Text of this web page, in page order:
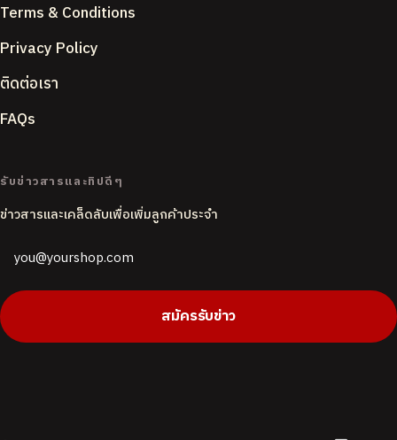
Terms & Conditions
Privacy Policy
ติดต่อเรา
FAQs
รับข่าวสารและทิปดีๆ
ข่าวสารและเคล็ดลับเพื่อเพิ่มลูกค้าประจำ
สมัครรับข่าว